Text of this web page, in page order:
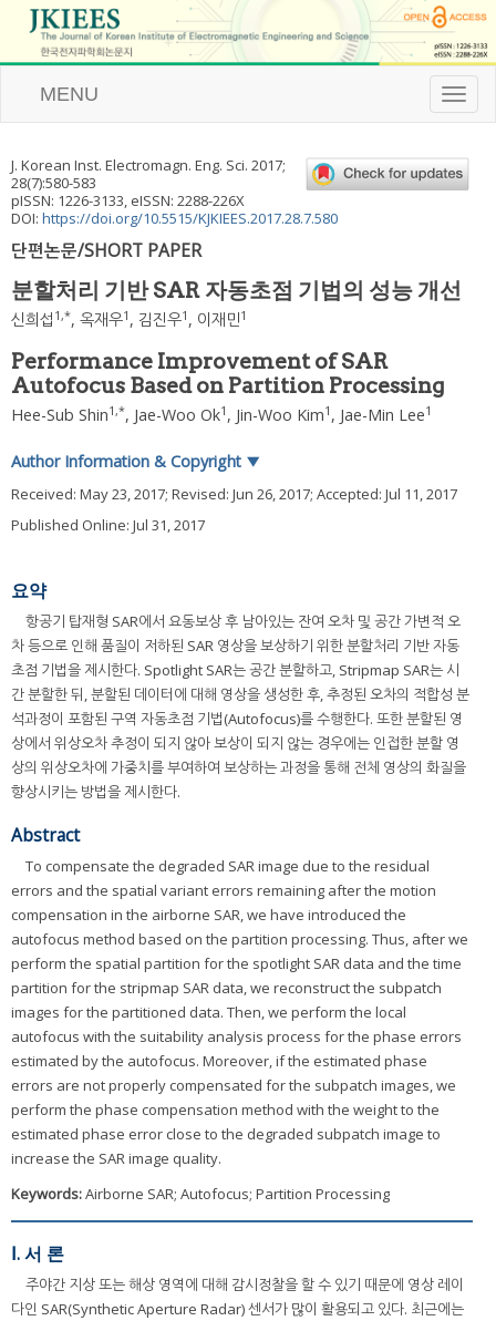
T
o
l
e
g
MENU
J. Korean Inst. Electromagn. Eng. Sci. 2017;
28(7):580-583
pISSN: 1226-3133, eISSN: 2288-226X
DOI: https://doi.org/10.5515/KJKIEES.2017.28.7.580
단편논문/SHORT PAPER
분할처리 기반 SAR 자동초점 기법의 성능 개선
신희섭 1,*, 옥재우1 , 김진우1 , 이재민1
Performance Improvement of SAR
Autofocus Based on Partition Processing
Hee-Sub Shin1,*, Jae-Woo Ok1 , Jin-Woo Kim1 , Jae-Min Lee1
Author Information & Copyright ▼
Received: May 23, 2017; Revised: Jun 26, 2017; Accepted: Jul 11, 2017
Published Online: Jul 31, 2017
요약
항공기 탑재형 SAR에서 요동보상 후 남아있는 잔여 오차 및 공간 가변적 오
차 등으로 인해 품질이 저하된 SAR 영상을 보상하기 위한 분할처리 기반 자동
초점 기법을 제시한다. Spotlight SAR는 공간 분할하고, Stripmap SAR는 시
간 분할한 뒤, 분할된 데이터에 대해 영상을 생성한 후, 추정된 오차의 적합성 분
석과정이 포함된 구역 자동초점 기법(Autofocus)를 수행한다. 또한 분할된 영
상에서 위상오차 추정이 되지 않아 보상이 되지 않는 경우에는 인접한 분할 영
상의 위상오차에 가중치를 부여하여 보상하는 과정을 통해 전체 영상의 화질을
향상시키는 방법을 제시한다.
Abstract
To compensate the degraded SAR image due to the residual
errors and the spatial variant errors remaining after the motion
compensation in the airborne SAR, we have introduced the
autofocus method based on the partition processing. Thus, after we
perform the spatial partition for the spotlight SAR data and the time
partition for the stripmap SAR data, we reconstruct the subpatch
images for the partitioned data. Then, we perform the local
autofocus with the suitability analysis process for the phase errors
estimated by the autofocus. Moreover, if the estimated phase
errors are not properly compensated for the subpatch images, we
perform the phase compensation method with the weight to the
estimated phase error close to the degraded subpatch image to
increase the SAR image quality.
Keywords:Airborne SAR; Autofocus; Partition Processing
Ⅰ. 서 론
주야간 지상 또는 해상 영역에 대해 감시정찰을 할 수 있기 때문에 영상 레이
다인 SAR(Synthetic Aperture Radar) 센서가 많이 활용되고 있다. 최근에는